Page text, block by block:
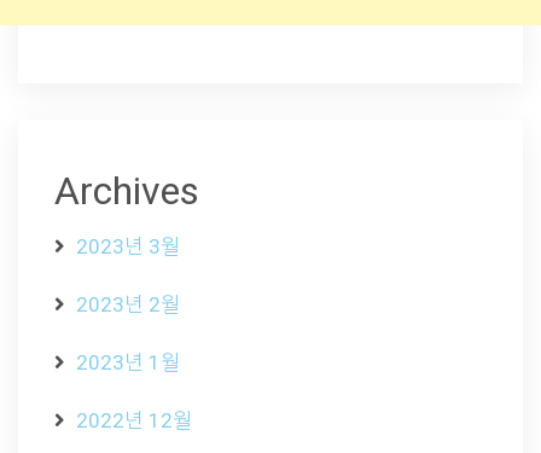
Archives
2023년 3월
2023년 2월
2023년 1월
2022년 12월